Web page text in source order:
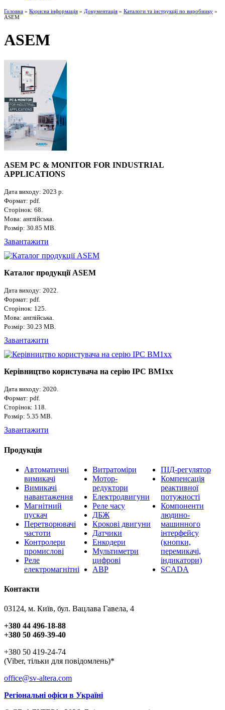
Головна » Корисна інформація » Документація » Каталоги та інструкції по виробнику »
ASEM
ASEM
ASEM PC & MONITOR FOR INDUSTRIAL
APPLICATIONS
Дата виходу: 2023 р.
Формат: pdf.
Сторінок: 68.
Мова: англійська.
Розмір: 30.85 MB.
Завантажити
Каталог продукції ASEM
Дата виходу: 2022.
Формат: pdf.
Сторінок: 125.
Мова: англійська.
Розмір: 30.23 MB.
Завантажити
Керівництво користувача на серію IPC BM1xx
Дата виходу: 2020.
Формат: pdf.
Сторінок: 118.
Розмір: 5.35 MB.
Завантажити
Продукція
Автоматичні
вимикачі
Вимикачі
навантаження
Магнітний
пускач
Перетворювачі
частоти
Контролери
промислові
Реле
електромагнітні
Витратоміри
Мотор-
редуктори
Електродвигуни
Реле часу
ДБЖ
Крокові двигуни
Датчики
Енкодери
Мультиметри
цифрові
АВР
ПІД-регулятор
Компенсація
реактивної
потужності
Компоненти
людино-
машинного
інтерфейсу
(кнопки,
перемикачі,
індикатори)
SCADA
Контакти
03124, м. Київ, бул. Вацлава Гавела, 4
+380 44 496-18-88
+380 50 469-39-40
+380 50 419-24-74
(Viber, тільки для повідомлень)*
office@sv-altera.com
Регіональні офіси в Україні